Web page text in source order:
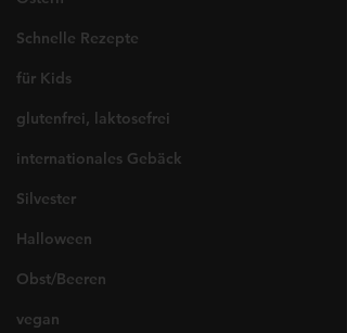
Schnelle Rezepte
für Kids
glutenfrei, laktosefrei
internationales Gebäck
Silvester
Halloween
Obst/Beeren
vegan